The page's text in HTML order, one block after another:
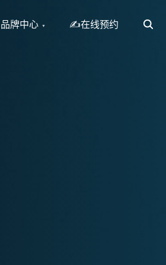
牌中心 ✍在线预约 Search